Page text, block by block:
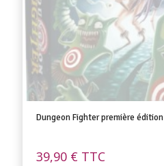
Dungeon Fighter première édition
39,90 € TTC